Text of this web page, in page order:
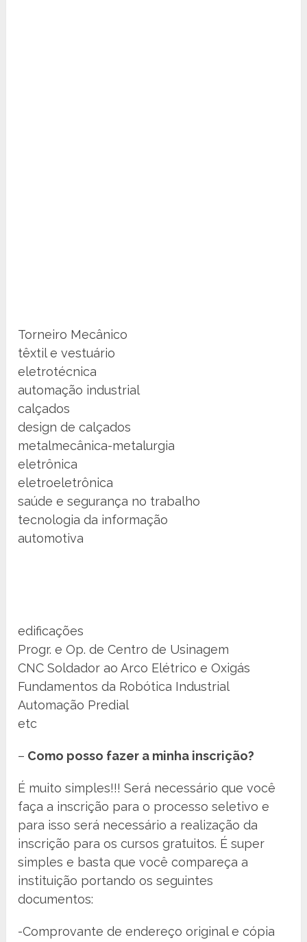
Torneiro Mecânico
têxtil e vestuário
eletrotécnica
automação industrial
calçados
design de calçados
metalmecânica-metalurgia
eletrônica
eletroeletrônica
saúde e segurança no trabalho
tecnologia da informação
automotiva
edificações
Progr. e Op. de Centro de Usinagem
CNC Soldador ao Arco Elétrico e Oxigás
Fundamentos da Robótica Industrial
Automação Predial
etc
– Como posso fazer a minha inscrição?
É muito simples!!! Será necessário que você
faça a inscrição para o processo seletivo e
para isso será necessário a realização da
inscrição para os cursos gratuitos. É super
simples e basta que você compareça a
instituição portando os seguintes
documentos:
-Comprovante de endereço original e cópia